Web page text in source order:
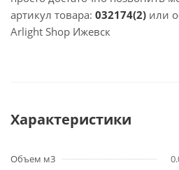
артикул товара: 032174(2) или
Arlight Shop Ижевск
Характеристики
Объем м3